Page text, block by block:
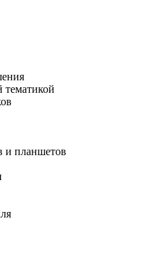
тематикой
и планшетов